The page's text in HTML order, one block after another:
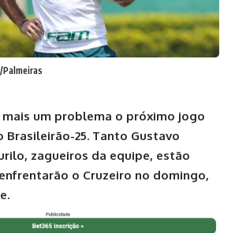
um problema o próximo jogo
Brasileirão-25. Tanto Gustavo
zagueiros da equipe, estão
o Cruzeiro no domingo,